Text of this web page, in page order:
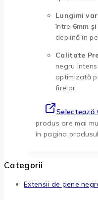
Lungimi
între 6mm
deplină în
Calitate
negru
optimizată
firelor.
Selectează
produs are mai
în pagina
Categorii
Extensii de gene